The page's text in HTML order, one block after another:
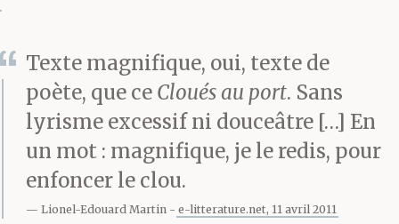
capable de saisir en un
instant les détails
infimes qui surgissent,
se trament, se nouent
tout autour. Il possède
Texte magnifique, oui, texte de
poète, que ce Cloués au port. Sans
lyrisme excessif ni douceâtre […] En
un mot : magnifique, je le redis, pour
enfoncer le clou.
Lionel-Edouard Martin e-litterature.net, 11 avril 2011